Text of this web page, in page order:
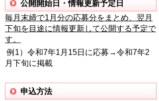
公開開始日・情報更新予定日
毎月末締で1月分の応募分をまとめ、翌月
下旬を目途に情報更新して公開する予定で
す。
例1）令和7年1月15日に応募→令和7年2
月下旬に掲載
申込方法